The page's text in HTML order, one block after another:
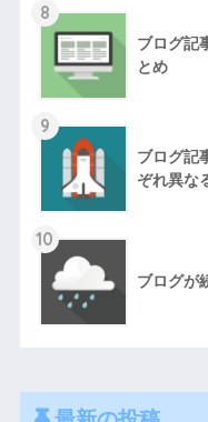
8
ブログ記
とめ
9
ブログ記
ぞれ異な
10
ブログが